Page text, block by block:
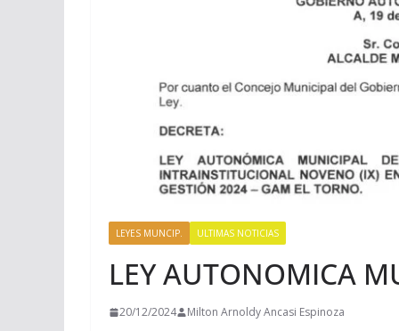
LEYES MUNCIP. ULTIMAS NOTICIAS
LEY AUTONOMICA
20/12/2024 Milton Arnoldy Ancasi Espinoza